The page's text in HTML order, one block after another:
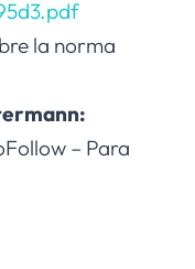
la norma
– Para